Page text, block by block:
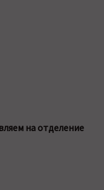
на отделение